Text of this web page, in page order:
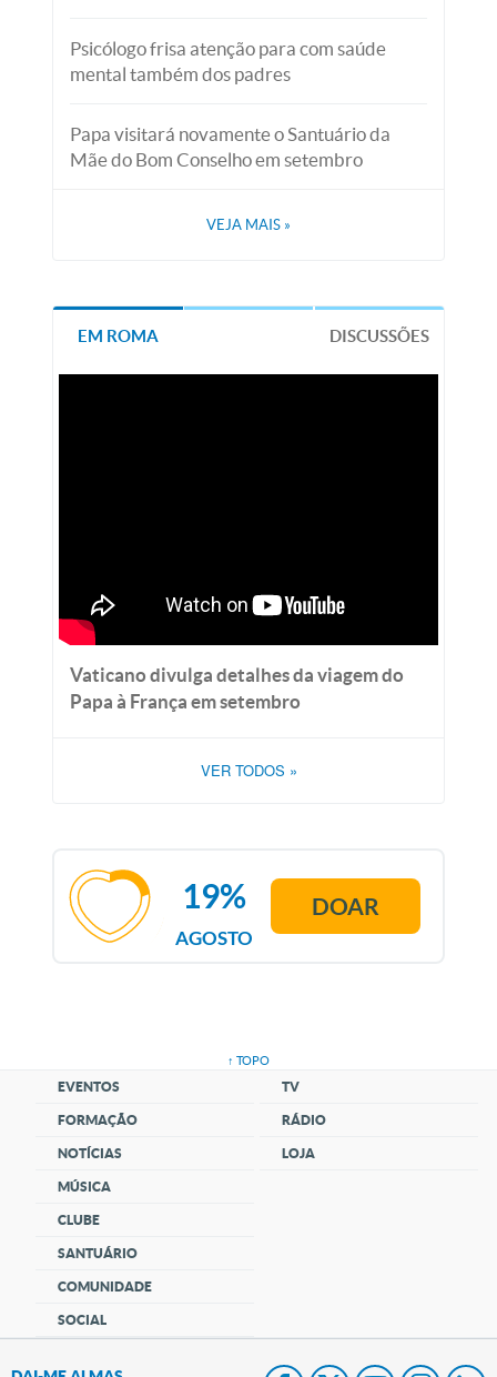
Psicólogo frisa atenção para com saúde
mental também dos padres
Papa visitará novamente o Santuário da
Mãe do Bom Conselho em setembro
VEJA MAIS »
EM ROMA DISCUSSÕES
Vaticano divulga detalhes da viagem do
Papa à França em setembro
VER TODOS »
AGOSTO
19% DOAR
↑ TOPO
EVENTOS
FORMAÇÃO
NOTÍCIAS
MÚSICA
CLUBE
SANTUÁRIO
COMUNIDADE
SOCIAL
TV
RÁDIO
LOJA